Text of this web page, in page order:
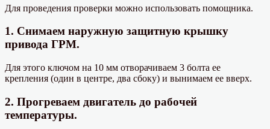
Для проведения проверки можно использовать помощника.
1. Снимаем наружную защитную крышку
привода ГРМ.
Для этого ключом на 10 мм отворачиваем 3 болта ее
крепления (один в центре, два сбоку) и вынимаем ее вверх.
2. Прогреваем двигатель до рабочей
температуры.